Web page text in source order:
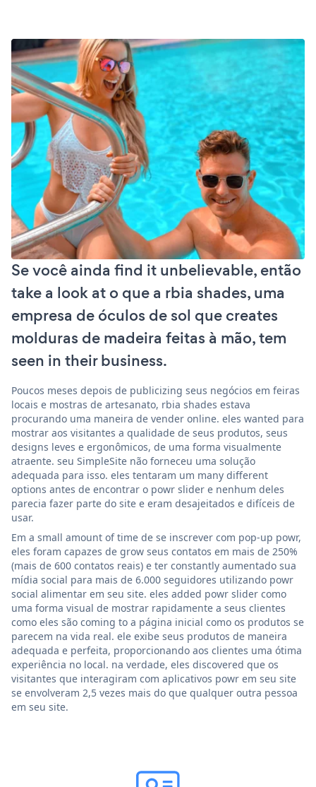
Se você ainda find it unbelievable, então
take a look at o que a rbia shades, uma
empresa de óculos de sol que creates
molduras de madeira feitas à mão, tem
seen in their business.
Poucos meses depois de publicizing seus negócios em feiras
locais e mostras de artesanato, rbia shades estava
procurando uma maneira de vender online. eles wanted para
mostrar aos visitantes a qualidade de seus produtos, seus
designs leves e ergonômicos, de uma forma visualmente
atraente. seu SimpleSite não forneceu uma solução
adequada para isso. eles tentaram um many different
options antes de encontrar o powr slider e nenhum deles
parecia fazer parte do site e eram desajeitados e difíceis de
usar.
Em a small amount of time de se inscrever com pop-up powr,
eles foram capazes de grow seus contatos em mais de 250%
(mais de 600 contatos reais) e ter constantly aumentado sua
mídia social para mais de 6.000 seguidores utilizando powr
social alimentar em seu site. eles added powr slider como
uma forma visual de mostrar rapidamente a seus clientes
como eles são coming to a página inicial como os produtos se
parecem na vida real. ele exibe seus produtos de maneira
adequada e perfeita, proporcionando aos clientes uma ótima
experiência no local. na verdade, eles discovered que os
visitantes que interagiram com aplicativos powr em seu site
se envolveram 2,5 vezes mais do que qualquer outra pessoa
em seu site.